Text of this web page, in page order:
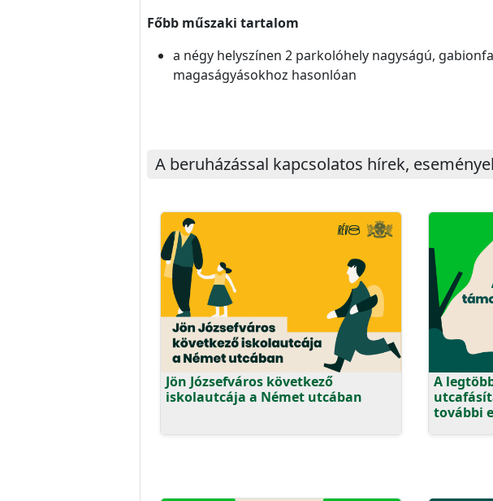
Főbb műszaki tartalom
a négy helyszínen 2 parkolóhely nagyságú,
magaságyásokhoz hasonlóan
A beruházással kapcsolatos hírek,
Jön Józsefváros következő
iskolautcája a Német utcában
A
további